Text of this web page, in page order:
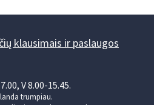
klausimais ir paslaugos
V 8.00-15.45.
trumpiau.